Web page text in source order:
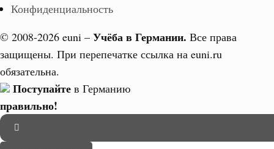
Конфиденциальность
© 2008-2026 euni – Учёба в Германии. Все права
защищены. При перепечатке ссылка на euni.ru
обязательна.
Поступайте в Германию
правильно!